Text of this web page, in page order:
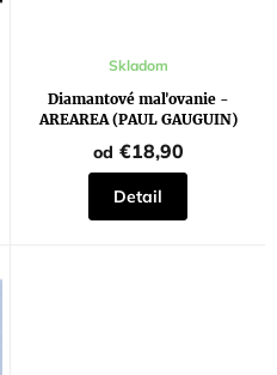
Diamantové maľovanie -
AREAREA (PAUL GAUGUIN)
Skladom
od €18,90
Detail